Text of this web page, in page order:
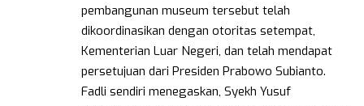
pembangunan museum tersebut telah
dikoordinasikan dengan otoritas setempat,
Kementerian Luar Negeri, dan telah mendapat
persetujuan dari Presiden Prabowo Subianto.
Fadli sendiri menegaskan, Syekh Yusuf